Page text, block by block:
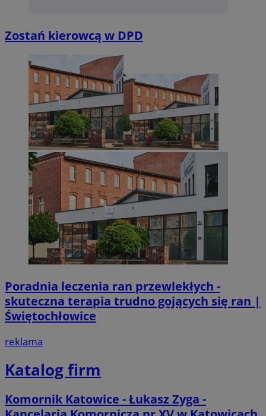
Zostań kierowcą w DPD
Poradnia leczenia ran przewlekłych -
skuteczna terapia trudno gojących się ran |
Świętochłowice
reklama
Katalog firm
Komornik Katowice - Łukasz Zyga -